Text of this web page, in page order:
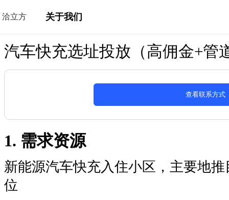
洽立方 关于我们
汽车快充选址投放（高佣金+管
查看联系方式
1. 需求资源
新能源汽车快充入住小区，主要地
位